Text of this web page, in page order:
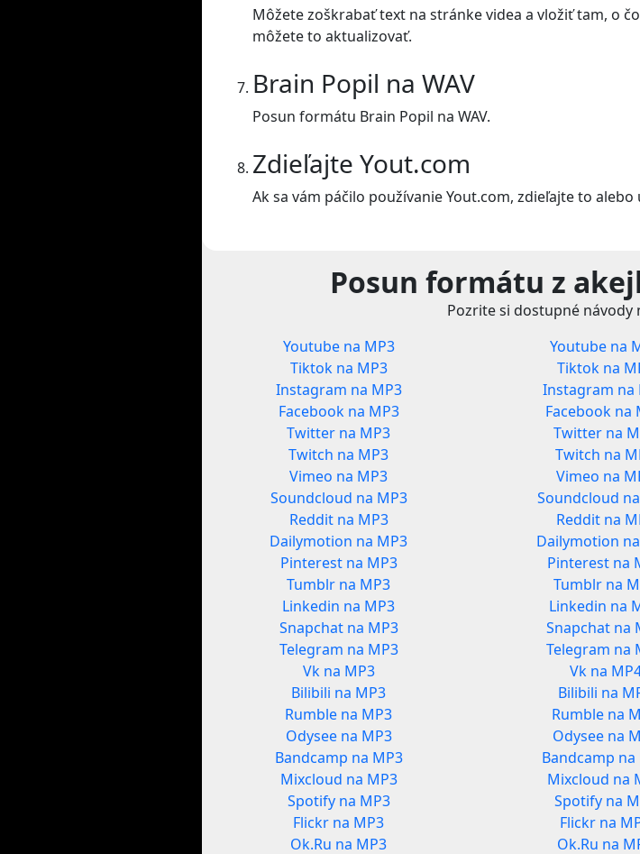
Môžete zoškrabať text na stránke videa a vložiť tam, o
môžete to aktualizovať.
Brain Popil na WAV
Posun formátu Brain Popil na WAV.
Zdieľajte Yout.com
Ak sa vám páčilo používanie Yout.com, zdieľajte to
Posun formátu z
Pozrite si dostupné
Youtube na MP3
Tiktok na MP3
Instagram na MP3
Facebook na MP3
Twitter na MP3
Twitch na MP3
Vimeo na MP3
Soundcloud na MP3
Reddit na MP3
Dailymotion na MP3
Pinterest na MP3
Tumblr na MP3
Linkedin na MP3
Snapchat na MP3
Telegram na MP3
Vk na MP3
Bilibili na MP3
Rumble na MP3
Odysee na MP3
Bandcamp na MP3
Mixcloud na MP3
Spotify na MP3
Flickr na MP3
Ok.Ru na MP3
Youtube na
Tiktok na
Instagram na
Facebook na
Twitter na
Twitch na
Vimeo na
Soundcloud
Reddit na
Dailymotion
Pinterest na
Tumblr na
Linkedin na
Snapchat na
Telegram na
Vk na
Bilibili na
Rumble na
Odysee na
Bandcamp na
Mixcloud na
Spotify na
Flickr na
Ok.Ru na